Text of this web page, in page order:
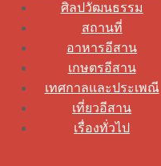
ศิลปวัฒนธรรม
สถานที่
อาหารอีสาน
เกษตรอีสาน
เทศกาลและประเพณี
เที่ยวอีสาน
เรื่องทั่วไป